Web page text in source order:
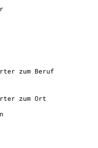
zum Beruf
zum Ort